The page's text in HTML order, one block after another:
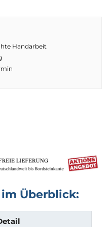
Handarbeit
Überblick: